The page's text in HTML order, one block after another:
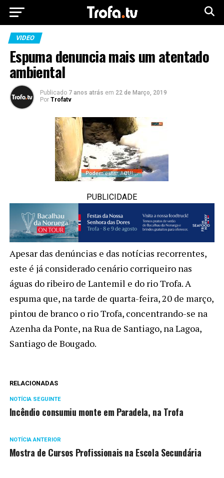
VIDEO
Espuma denuncia mais um atentado
ambiental
Publicado 7 anos atrás em 22 de Março, 2019
Por Trofatv
PUBLICIDADE
Apesar das denúncias e das notícias recorrentes,
este é já considerado cenário corriqueiro nas
águas do ribeiro de Lantemil e do rio Trofa. A
espuma que, na tarde de quarta-feira, 20 de março,
pintou de branco o rio Trofa, concentrando-se na
Azenha da Ponte, na Rua de Santiago, na Lagoa,
Santiago de Bougado.
RELACIONADAS
NOTÍCIA SEGUINTE
Incêndio consumiu monte em Paradela, na Trofa
NOTÍCIA ANTERIOR
Mostra de Cursos Profissionais na Escola Secundária